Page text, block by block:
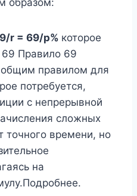
r = 69/р% которое
69 Правило 69
правилом для
потребуется,
с непрерывной
сложных
точного времени, но
на